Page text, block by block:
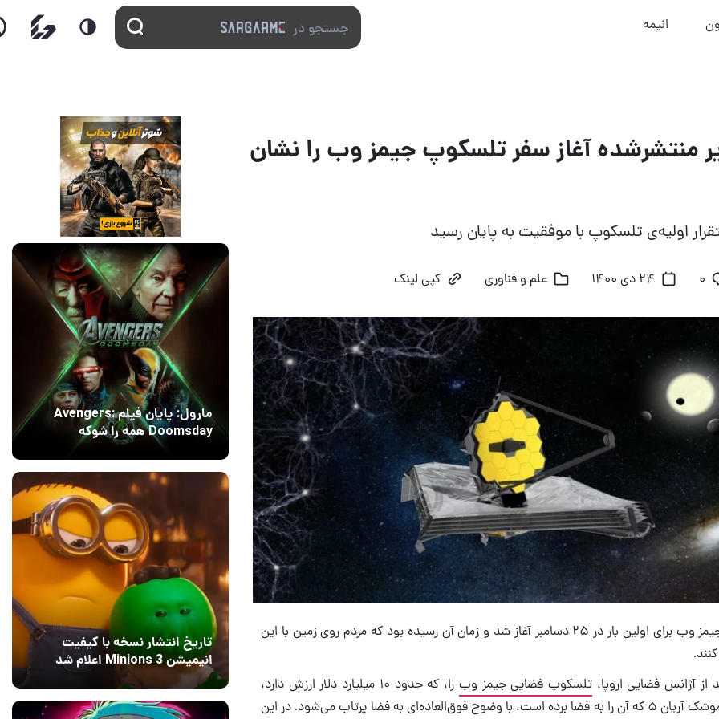
انیمه
منتشرشده آغاز سفر تلسکوپ جیمز وب را نشان
اولیه‌ی تلسکوپ با موفقیت به پایان رسید
۰ 24 دی 1400 علم و فناوری کپی لینک
مأموریت تلسکوپ جیمز وب برای اولین بار در ۲۵ دسامبر آغاز شد و زمان آن رسیده بود که مردم روی زمین با این
از آژانس فضایی اروپا،تلسکوپ فضایی جیمز وب
را، که حدود ۱۰ میلیارد دلار ارزش دارد،
نشان می‌دهد که از موشک آریان ۵ که آن را به فضا برده است، با وضوح فوق‌العاده‌ای به فضا پرتاب می‌شود. در این
13 مرداد 1405
مارول: پایان فیلم Avengers:
Doomsday همه را شوکه
تاریخ انتشار نسخه با کیفیت
انیمیشن Minions 3 اعلام شد